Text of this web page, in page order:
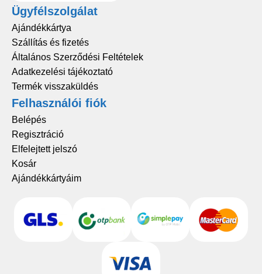
Ügyfélszolgálat
Ajándékkártya
Szállítás és fizetés
Általános Szerződési Feltételek
Adatkezelési tájékoztató
Termék visszaküldés
Felhasználói fiók
Belépés
Regisztráció
Elfelejtett jelszó
Kosár
Ajándékkártyáim